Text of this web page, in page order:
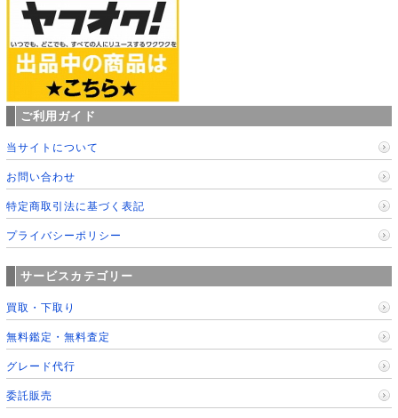
ご利用ガイド
当サイトについて
お問い合わせ
特定商取引法に基づく表記
プライバシーポリシー
サービスカテゴリー
買取・下取り
無料鑑定・無料査定
グレード代行
委託販売